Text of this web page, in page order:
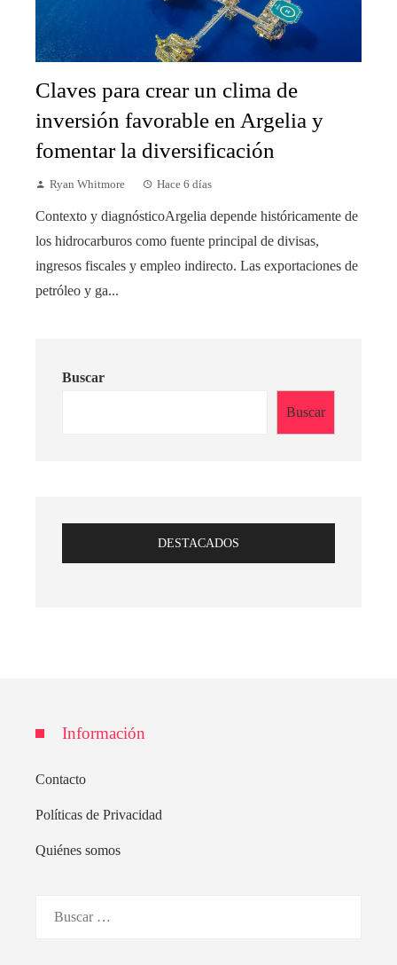
Claves para crear un clima de
inversión favorable en Argelia y
fomentar la diversificación
Ryan Whitmore Hace 6 días
Contexto y diagnósticoArgelia depende históricamente de
los hidrocarburos como fuente principal de divisas,
ingresos fiscales y empleo indirecto. Las exportaciones de
petróleo y ga...
Buscar
Buscar
DESTACADOS
Información
Contacto
Políticas de Privacidad
Quiénes somos